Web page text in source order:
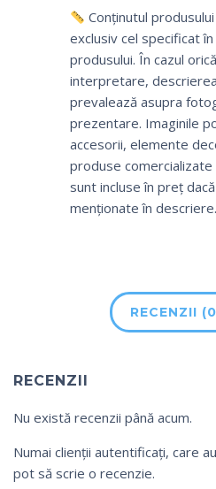
Conținutul
exclusiv cel specificat
produsului. În cazul
interpretare,
prevalează asupra
prezentare. Imaginile
accesorii, elemente
produse
sunt incluse în preț
menționate în descriere.
RECENZII
RECENZII
Nu există recenzii până acum.
Numai clienții autentificați, care
pot să scrie o recenzie.